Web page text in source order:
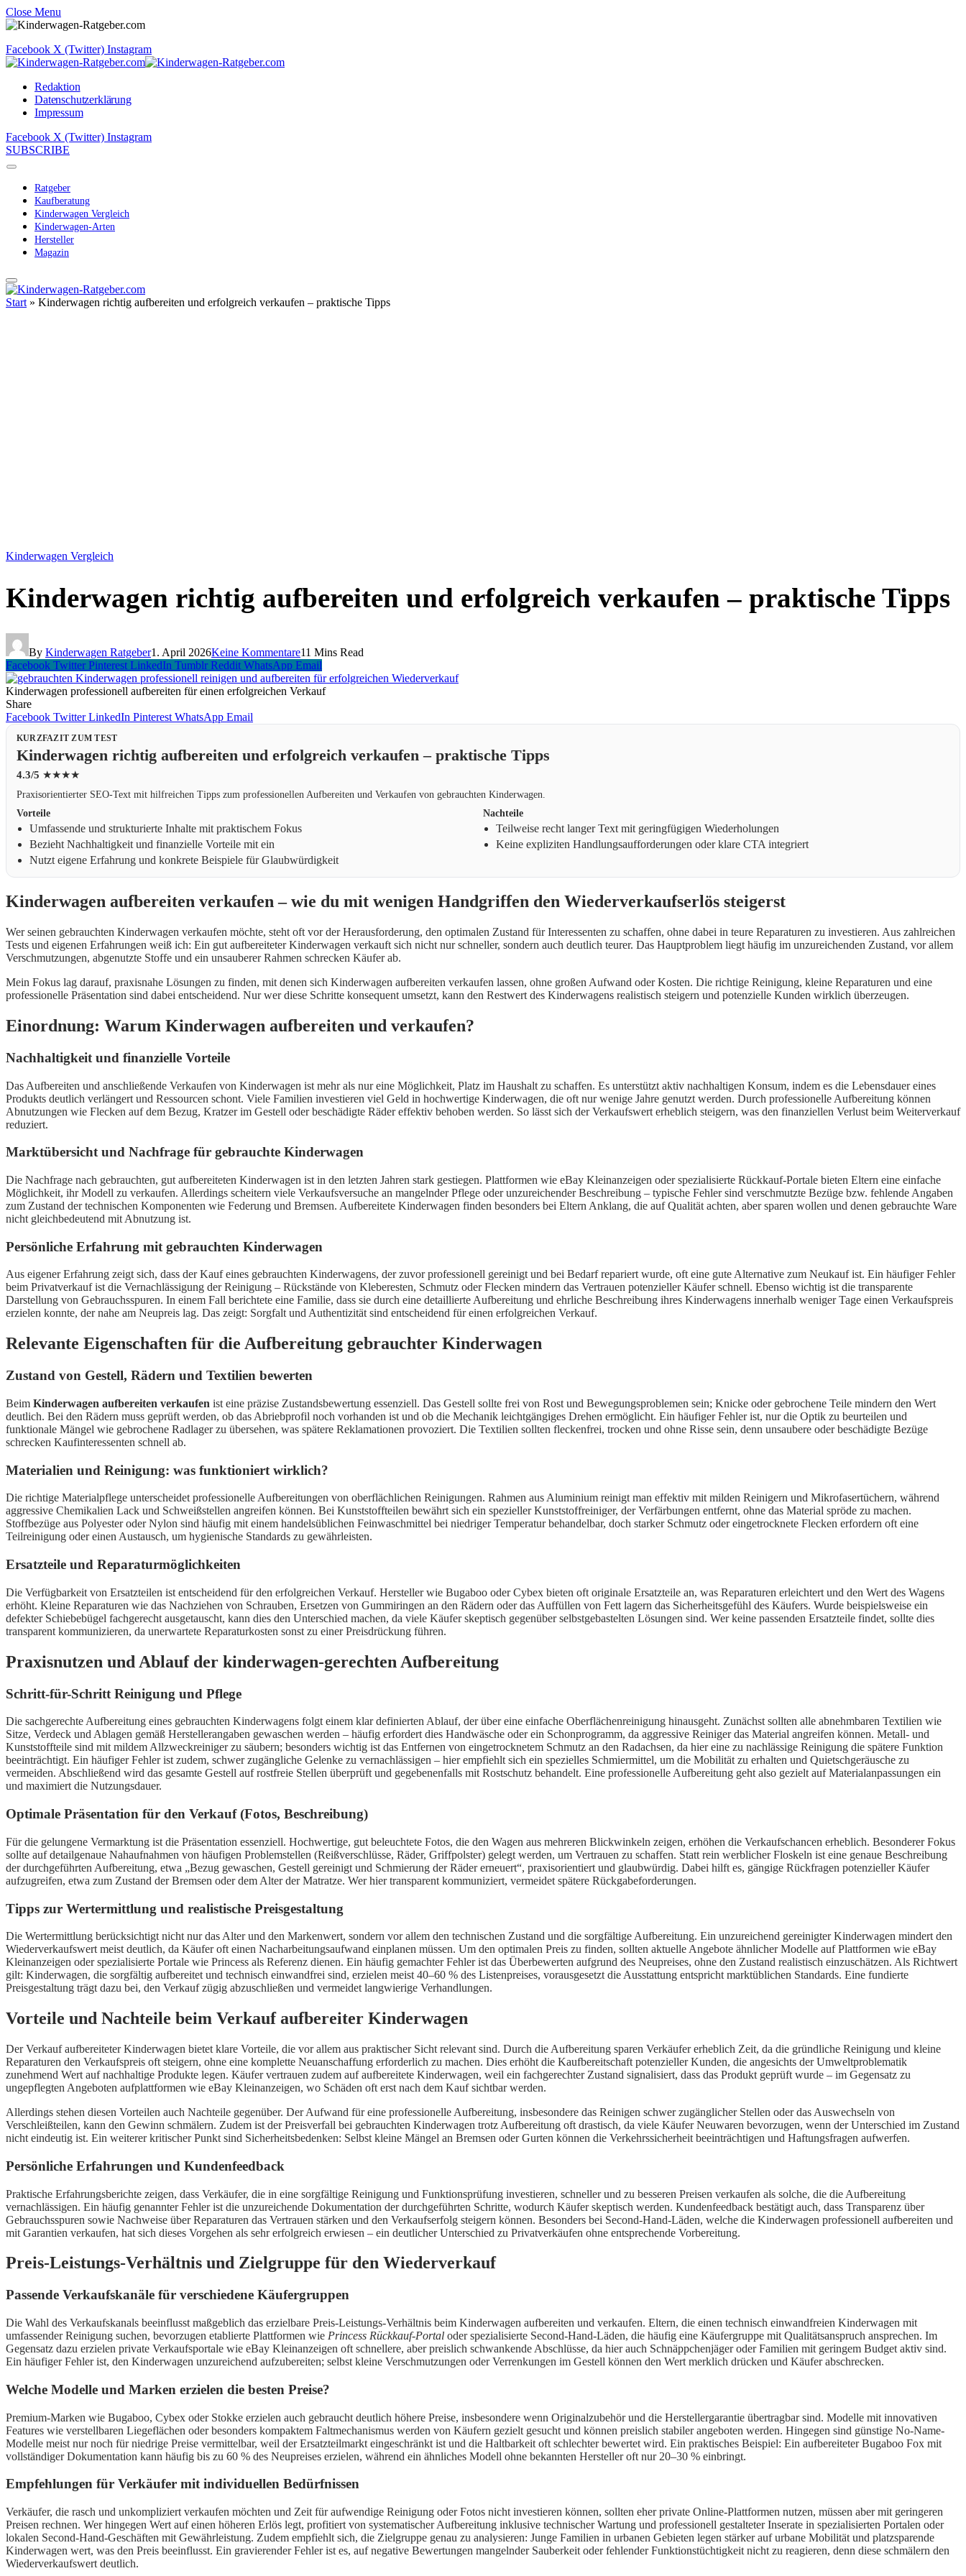
Close Menu
Facebook X (Twitter) Instagram
Redaktion
Datenschutzerklärung
Impressum
Facebook X (Twitter) Instagram
SUBSCRIBE
Ratgeber
Kaufberatung
Kinderwagen Vergleich
Kinderwagen-Arten
Hersteller
Magazin
Start » Kinderwagen richtig aufbereiten und erfolgreich verkaufen – praktische Tipps
Kinderwagen Vergleich
Kinderwagen richtig aufbereiten und erfolgreich verkaufen – praktische Tipps
By Kinderwagen Ratgeber1. April 2026Keine Kommentare11 Mins Read
Facebook Twitter Pinterest LinkedIn Tumblr Reddit WhatsApp Email
Kinderwagen professionell aufbereiten für einen erfolgreichen Verkauf
Share
Facebook Twitter LinkedIn Pinterest WhatsApp Email
KURZFAZIT ZUM TEST
Kinderwagen richtig aufbereiten und erfolgreich verkaufen – praktische Tipps
4.3/5 ★★★★
Praxisorientierter SEO-Text mit hilfreichen Tipps zum professionellen Aufbereiten und Verkaufen von gebrauchten Kinderwagen.
Vorteile
Umfassende und strukturierte Inhalte mit praktischem Fokus
Bezieht Nachhaltigkeit und finanzielle Vorteile mit ein
Nutzt eigene Erfahrung und konkrete Beispiele für Glaubwürdigkeit
Nachteile
Teilweise recht langer Text mit geringfügigen Wiederholungen
Keine expliziten Handlungsaufforderungen oder klare CTA integriert
Kinderwagen aufbereiten verkaufen – wie du mit wenigen Handgriffen den Wiederverkaufserlös steigerst
Wer seinen gebrauchten Kinderwagen verkaufen möchte, steht oft vor der Herausforderung, den optimalen Zustand für Interessenten zu schaffen, ohne dabei in teure Reparaturen zu investieren. Aus zahlreichen
Tests und eigenen Erfahrungen weiß ich: Ein gut aufbereiteter Kinderwagen verkauft sich nicht nur schneller, sondern auch deutlich teurer. Das Hauptproblem liegt häufig im unzureichenden Zustand, vor allem
Verschmutzungen, abgenutzte Stoffe und ein unsauberer Rahmen schrecken Käufer ab.
Mein Fokus lag darauf, praxisnahe Lösungen zu finden, mit denen sich Kinderwagen aufbereiten verkaufen lassen, ohne großen Aufwand oder Kosten. Die richtige Reinigung, kleine Reparaturen und eine
professionelle Präsentation sind dabei entscheidend. Nur wer diese Schritte konsequent umsetzt, kann den Restwert des Kinderwagens realistisch steigern und potenzielle Kunden wirklich überzeugen.
Einordnung: Warum Kinderwagen aufbereiten und verkaufen?
Nachhaltigkeit und finanzielle Vorteile
Das Aufbereiten und anschließende Verkaufen von Kinderwagen ist mehr als nur eine Möglichkeit, Platz im Haushalt zu schaffen. Es unterstützt aktiv nachhaltigen Konsum, indem es die Lebensdauer eines
Produkts deutlich verlängert und Ressourcen schont. Viele Familien investieren viel Geld in hochwertige Kinderwagen, die oft nur wenige Jahre genutzt werden. Durch professionelle Aufbereitung können
Abnutzungen wie Flecken auf dem Bezug, Kratzer im Gestell oder beschädigte Räder effektiv behoben werden. So lässt sich der Verkaufswert erheblich steigern, was den finanziellen Verlust beim Weiterverkauf
reduziert.
Marktübersicht und Nachfrage für gebrauchte Kinderwagen
Die Nachfrage nach gebrauchten, gut aufbereiteten Kinderwagen ist in den letzten Jahren stark gestiegen. Plattformen wie eBay Kleinanzeigen oder spezialisierte Rückkauf-Portale bieten Eltern eine einfache
Möglichkeit, ihr Modell zu verkaufen. Allerdings scheitern viele Verkaufsversuche an mangelnder Pflege oder unzureichender Beschreibung – typische Fehler sind verschmutzte Bezüge bzw. fehlende Angaben
zum Zustand der technischen Komponenten wie Federung und Bremsen. Aufbereitete Kinderwagen finden besonders bei Eltern Anklang, die auf Qualität achten, aber sparen wollen und denen gebrauchte Ware
nicht gleichbedeutend mit Abnutzung ist.
Persönliche Erfahrung mit gebrauchten Kinderwagen
Aus eigener Erfahrung zeigt sich, dass der Kauf eines gebrauchten Kinderwagens, der zuvor professionell gereinigt und bei Bedarf repariert wurde, oft eine gute Alternative zum Neukauf ist. Ein häufiger Fehler
beim Privatverkauf ist die Vernachlässigung der Reinigung – Rückstände von Kleberesten, Schmutz oder Flecken mindern das Vertrauen potenzieller Käufer schnell. Ebenso wichtig ist die transparente
Darstellung von Gebrauchsspuren. In einem Fall berichtete eine Familie, dass sie durch eine detaillierte Aufbereitung und ehrliche Beschreibung ihres Kinderwagens innerhalb weniger Tage einen Verkaufspreis
erzielen konnte, der nahe am Neupreis lag. Das zeigt: Sorgfalt und Authentizität sind entscheidend für einen erfolgreichen Verkauf.
Relevante Eigenschaften für die Aufbereitung gebrauchter Kinderwagen
Zustand von Gestell, Rädern und Textilien bewerten
Beim Kinderwagen aufbereiten verkaufen ist eine präzise Zustandsbewertung essenziell. Das Gestell sollte frei von Rost und Bewegungsproblemen sein; Knicke oder gebrochene Teile mindern den Wert
deutlich. Bei den Rädern muss geprüft werden, ob das Abriebprofil noch vorhanden ist und ob die Mechanik leichtgängiges Drehen ermöglicht. Ein häufiger Fehler ist, nur die Optik zu beurteilen und
funktionale Mängel wie gebrochene Radlager zu übersehen, was spätere Reklamationen provoziert. Die Textilien sollten fleckenfrei, trocken und ohne Risse sein, denn unsaubere oder beschädigte Bezüge
schrecken Kaufinteressenten schnell ab.
Materialien und Reinigung: was funktioniert wirklich?
Die richtige Materialpflege unterscheidet professionelle Aufbereitungen von oberflächlichen Reinigungen. Rahmen aus Aluminium reinigt man effektiv mit milden Reinigern und Mikrofasertüchern, während
aggressive Chemikalien Lack und Schweißstellen angreifen können. Bei Kunststoffteilen bewährt sich ein spezieller Kunststoffreiniger, der Verfärbungen entfernt, ohne das Material spröde zu machen.
Stoffbezüge aus Polyester oder Nylon sind häufig mit einem handelsüblichen Feinwaschmittel bei niedriger Temperatur behandelbar, doch starker Schmutz oder eingetrocknete Flecken erfordern oft eine
Teilreinigung oder einen Austausch, um hygienische Standards zu gewährleisten.
Ersatzteile und Reparaturmöglichkeiten
Die Verfügbarkeit von Ersatzteilen ist entscheidend für den erfolgreichen Verkauf. Hersteller wie Bugaboo oder Cybex bieten oft originale Ersatzteile an, was Reparaturen erleichtert und den Wert des Wagens
erhöht. Kleine Reparaturen wie das Nachziehen von Schrauben, Ersetzen von Gummiringen an den Rädern oder das Auffüllen von Fett lagern das Sicherheitsgefühl des Käufers. Wurde beispielsweise ein
defekter Schiebebügel fachgerecht ausgetauscht, kann dies den Unterschied machen, da viele Käufer skeptisch gegenüber selbstgebastelten Lösungen sind. Wer keine passenden Ersatzteile findet, sollte dies
transparent kommunizieren, da unerwartete Reparaturkosten sonst zu einer Preisdrückung führen.
Praxisnutzen und Ablauf der kinderwagen-gerechten Aufbereitung
Schritt-für-Schritt Reinigung und Pflege
Die sachgerechte Aufbereitung eines gebrauchten Kinderwagens folgt einem klar definierten Ablauf, der über eine einfache Oberflächenreinigung hinausgeht. Zunächst sollten alle abnehmbaren Textilien wie
Sitze, Verdeck und Ablagen gemäß Herstellerangaben gewaschen werden – häufig erfordert dies Handwäsche oder ein Schonprogramm, da aggressive Reiniger das Material angreifen können. Metall- und
Kunststoffteile sind mit mildem Allzweckreiniger zu säubern; besonders wichtig ist das Entfernen von eingetrocknetem Schmutz an den Radachsen, da hier eine zu nachlässige Reinigung die spätere Funktion
beeinträchtigt. Ein häufiger Fehler ist zudem, schwer zugängliche Gelenke zu vernachlässigen – hier empfiehlt sich ein spezielles Schmiermittel, um die Mobilität zu erhalten und Quietschgeräusche zu
vermeiden. Abschließend wird das gesamte Gestell auf rostfreie Stellen überprüft und gegebenenfalls mit Rostschutz behandelt. Eine professionelle Aufbereitung geht also gezielt auf Materialanpassungen ein
und maximiert die Nutzungsdauer.
Optimale Präsentation für den Verkauf (Fotos, Beschreibung)
Für die gelungene Vermarktung ist die Präsentation essenziell. Hochwertige, gut beleuchtete Fotos, die den Wagen aus mehreren Blickwinkeln zeigen, erhöhen die Verkaufschancen erheblich. Besonderer Fokus
sollte auf detailgenaue Nahaufnahmen von häufigen Problemstellen (Reißverschlüsse, Räder, Griffpolster) gelegt werden, um Vertrauen zu schaffen. Statt rein werblicher Floskeln ist eine genaue Beschreibung
der durchgeführten Aufbereitung, etwa „Bezug gewaschen, Gestell gereinigt und Schmierung der Räder erneuert“, praxisorientiert und glaubwürdig. Dabei hilft es, gängige Rückfragen potenzieller Käufer
aufzugreifen, etwa zum Zustand der Bremsen oder dem Alter der Matratze. Wer hier transparent kommuniziert, vermeidet spätere Rückgabeforderungen.
Tipps zur Wertermittlung und realistische Preisgestaltung
Die Wertermittlung berücksichtigt nicht nur das Alter und den Markenwert, sondern vor allem den technischen Zustand und die sorgfältige Aufbereitung. Ein unzureichend gereinigter Kinderwagen mindert den
Wiederverkaufswert meist deutlich, da Käufer oft einen Nacharbeitungsaufwand einplanen müssen. Um den optimalen Preis zu finden, sollten aktuelle Angebote ähnlicher Modelle auf Plattformen wie eBay
Kleinanzeigen oder spezialisierte Portale wie Princess als Referenz dienen. Ein häufig gemachter Fehler ist das Überbewerten aufgrund des Neupreises, ohne den Zustand realistisch einzuschätzen. Als Richtwert
gilt: Kinderwagen, die sorgfältig aufbereitet und technisch einwandfrei sind, erzielen meist 40–60 % des Listenpreises, vorausgesetzt die Ausstattung entspricht marktüblichen Standards. Eine fundierte
Preisgestaltung trägt dazu bei, den Verkauf zügig abzuschließen und vermeidet langwierige Verhandlungen.
Vorteile und Nachteile beim Verkauf aufbereiter Kinderwagen
Der Verkauf aufbereiteter Kinderwagen bietet klare Vorteile, die vor allem aus praktischer Sicht relevant sind. Durch die Aufbereitung sparen Verkäufer erheblich Zeit, da die gründliche Reinigung und kleine
Reparaturen den Verkaufspreis oft steigern, ohne eine komplette Neuanschaffung erforderlich zu machen. Dies erhöht die Kaufbereitschaft potenzieller Kunden, die angesichts der Umweltproblematik
zunehmend Wert auf nachhaltige Produkte legen. Käufer vertrauen zudem auf aufbereitete Kinderwagen, weil ein fachgerechter Zustand signalisiert, dass das Produkt geprüft wurde – im Gegensatz zu
ungepflegten Angeboten aufplattformen wie eBay Kleinanzeigen, wo Schäden oft erst nach dem Kauf sichtbar werden.
Allerdings stehen diesen Vorteilen auch Nachteile gegenüber. Der Aufwand für eine professionelle Aufbereitung, insbesondere das Reinigen schwer zugänglicher Stellen oder das Auswechseln von
Verschleißteilen, kann den Gewinn schmälern. Zudem ist der Preisverfall bei gebrauchten Kinderwagen trotz Aufbereitung oft drastisch, da viele Käufer Neuwaren bevorzugen, wenn der Unterschied im Zustand
nicht eindeutig ist. Ein weiterer kritischer Punkt sind Sicherheitsbedenken: Selbst kleine Mängel an Bremsen oder Gurten können die Verkehrssicherheit beeinträchtigen und Haftungsfragen aufwerfen.
Persönliche Erfahrungen und Kundenfeedback
Praktische Erfahrungsberichte zeigen, dass Verkäufer, die in eine sorgfältige Reinigung und Funktionsprüfung investieren, schneller und zu besseren Preisen verkaufen als solche, die die Aufbereitung
vernachlässigen. Ein häufig genannter Fehler ist die unzureichende Dokumentation der durchgeführten Schritte, wodurch Käufer skeptisch werden. Kundenfeedback bestätigt auch, dass Transparenz über
Gebrauchsspuren sowie Nachweise über Reparaturen das Vertrauen stärken und den Verkaufserfolg steigern können. Besonders bei Second-Hand-Läden, welche die Kinderwagen professionell aufbereiten und
mit Garantien verkaufen, hat sich dieses Vorgehen als sehr erfolgreich erwiesen – ein deutlicher Unterschied zu Privatverkäufen ohne entsprechende Vorbereitung.
Preis-Leistungs-Verhältnis und Zielgruppe für den Wiederverkauf
Passende Verkaufskanäle für verschiedene Käufergruppen
Die Wahl des Verkaufskanals beeinflusst maßgeblich das erzielbare Preis-Leistungs-Verhältnis beim Kinderwagen aufbereiten und verkaufen. Eltern, die einen technisch einwandfreien Kinderwagen mit
umfassender Reinigung suchen, bevorzugen etablierte Plattformen wie Princess Rückkauf-Portal oder spezialisierte Second-Hand-Läden, die häufig eine Käufergruppe mit Qualitätsanspruch ansprechen. Im
Gegensatz dazu erzielen private Verkaufsportale wie eBay Kleinanzeigen oft schnellere, aber preislich schwankende Abschlüsse, da hier auch Schnäppchenjäger oder Familien mit geringem Budget aktiv sind.
Ein häufiger Fehler ist, den Kinderwagen unzureichend aufzubereiten; selbst kleine Verschmutzungen oder Verrenkungen im Gestell können den Wert merklich drücken und Käufer abschrecken.
Welche Modelle und Marken erzielen die besten Preise?
Premium-Marken wie Bugaboo, Cybex oder Stokke erzielen auch gebraucht deutlich höhere Preise, insbesondere wenn Originalzubehör und die Herstellergarantie übertragbar sind. Modelle mit innovativen
Features wie verstellbaren Liegeflächen oder besonders kompaktem Faltmechanismus werden von Käufern gezielt gesucht und können preislich stabiler angeboten werden. Hingegen sind günstige No-Name-
Modelle meist nur noch für niedrige Preise vermittelbar, weil der Ersatzteilmarkt eingeschränkt ist und die Haltbarkeit oft schlechter bewertet wird. Ein praktisches Beispiel: Ein aufbereiteter Bugaboo Fox mit
vollständiger Dokumentation kann häufig bis zu 60 % des Neupreises erzielen, während ein ähnliches Modell ohne bekannten Hersteller oft nur 20–30 % einbringt.
Empfehlungen für Verkäufer mit individuellen Bedürfnissen
Verkäufer, die rasch und unkompliziert verkaufen möchten und Zeit für aufwendige Reinigung oder Fotos nicht investieren können, sollten eher private Online-Plattformen nutzen, müssen aber mit geringeren
Preisen rechnen. Wer hingegen Wert auf einen höheren Erlös legt, profitiert von systematischer Aufbereitung inklusive technischer Wartung und professionell gestalteter Inserate in spezialisierten Portalen oder
lokalen Second-Hand-Geschäften mit Gewährleistung. Zudem empfiehlt sich, die Zielgruppe genau zu analysieren: Junge Familien in urbanen Gebieten legen stärker auf urbane Mobilität und platzsparende
Kinderwagen wert, was den Preis beeinflusst. Ein gravierender Fehler ist es, auf negative Bewertungen mangelnder Sauberkeit oder fehlender Funktionstüchtigkeit nicht zu reagieren, denn diese schmälern den
Wiederverkaufswert deutlich.